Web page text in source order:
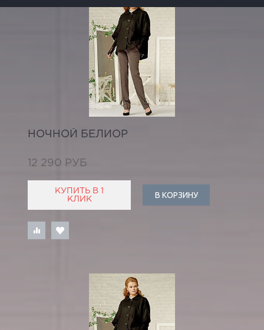
НОЧНОЙ БЕЛИОР
12 290 РУБ
КУПИТЬ В 1
КЛИК
В КОРЗИНУ